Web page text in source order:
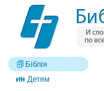
Біблія
👪 Детям